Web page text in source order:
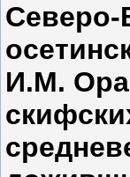
Северо-
И.М.